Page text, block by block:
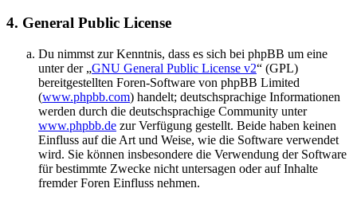
4. General Public License
Du nimmst zur Kenntnis, dass es sich bei phpBB um eine
unter der „GNU General Public License v2“ (GPL)
bereitgestellten Foren-Software von phpBB Limited
(www.phpbb.com) handelt; deutschsprachige Informationen
werden durch die deutschsprachige Community unter
www.phpbb.de zur Verfügung gestellt. Beide haben keinen
Einfluss auf die Art und Weise, wie die Software verwendet
wird. Sie können insbesondere die Verwendung der Software
für bestimmte Zwecke nicht untersagen oder auf Inhalte
fremder Foren Einfluss nehmen.